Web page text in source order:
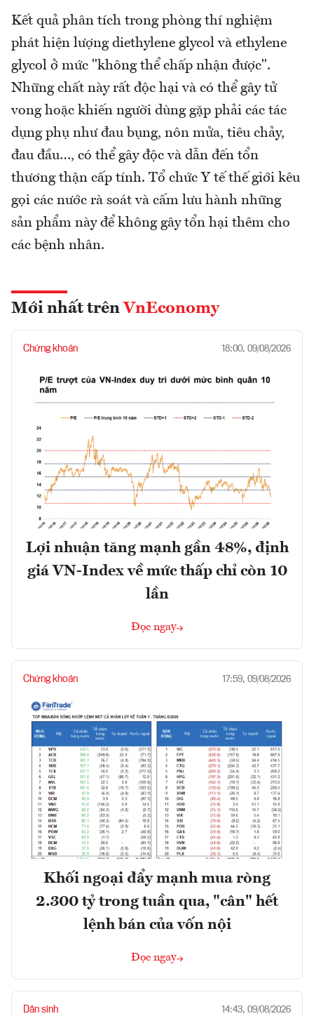
Kết quả phân tích trong phòng thí nghiệm
phát hiện lượng diethylene glycol và ethylene
glycol ở mức "không thể chấp nhận được".
Những chất này rất độc hại và có thể gây tử
vong hoặc khiến người dùng gặp phải các tác
dụng phụ như đau bụng, nôn mửa, tiêu chảy,
đau đầu…, có thể gây độc và dẫn đến tổn
thương thận cấp tính. Tổ chức Y tế thế giới kêu
gọi các nước rà soát và cấm lưu hành những
sản phẩm này để không gây tổn hại thêm cho
các bệnh nhân.
Mới nhất trên VnEconomy
Chứng khoán 18:00, 09/08/2026
Lợi nhuận tăng mạnh gần 48%, định
giá VN-Index về mức thấp chỉ còn 10
lần
Đọc ngay
Chứng khoán 17:59, 09/08/2026
Khối ngoại đẩy mạnh mua ròng
2.300 tỷ trong tuần qua, "cân" hết
lệnh bán của vốn nội
Đọc ngay
Dân sinh 14:43, 09/08/2026